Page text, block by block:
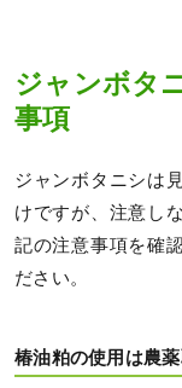
ジャンボタ
事項
ジャンボタニシは
けですが、注意し
記の注意事項を確
ださい。
椿油粕の使用は農